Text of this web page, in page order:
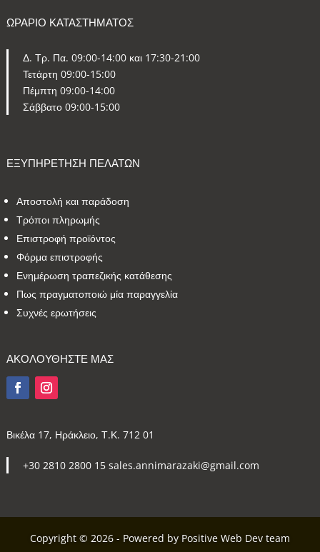
ΩΡΑΡΙΟ ΚΑΤΑΣΤΗΜΑΤΟΣ
Δ. Τρ. Πα. 09:00-14:00 και 17:30-21:00
Τετάρτη 09:00-15:00
Πέμπτη 09:00-14:00
Σάββατο 09:00-15:00
ΕΞΥΠΗΡΕΤΗΣΗ ΠΕΛΑΤΩΝ
Αποστολή και παράδοση
Τρόποι πληρωμής
Επιστροφή προϊόντος
Φόρμα επιστροφής
Ενημέρωση τραπεζικής κατάθεσης
Πως πραγματοποιώ μία παραγγελία
Συχνές ερωτήσεις
ΑΚΟΛΟΥΘΗΣΤΕ ΜΑΣ
Βικέλα 17, Ηράκλειο, Τ.Κ. 712 01
+30 2810 2800 15 sales.annimarazaki@gmail.com
Copyright © 2026 - Powered by Positive Web Dev team